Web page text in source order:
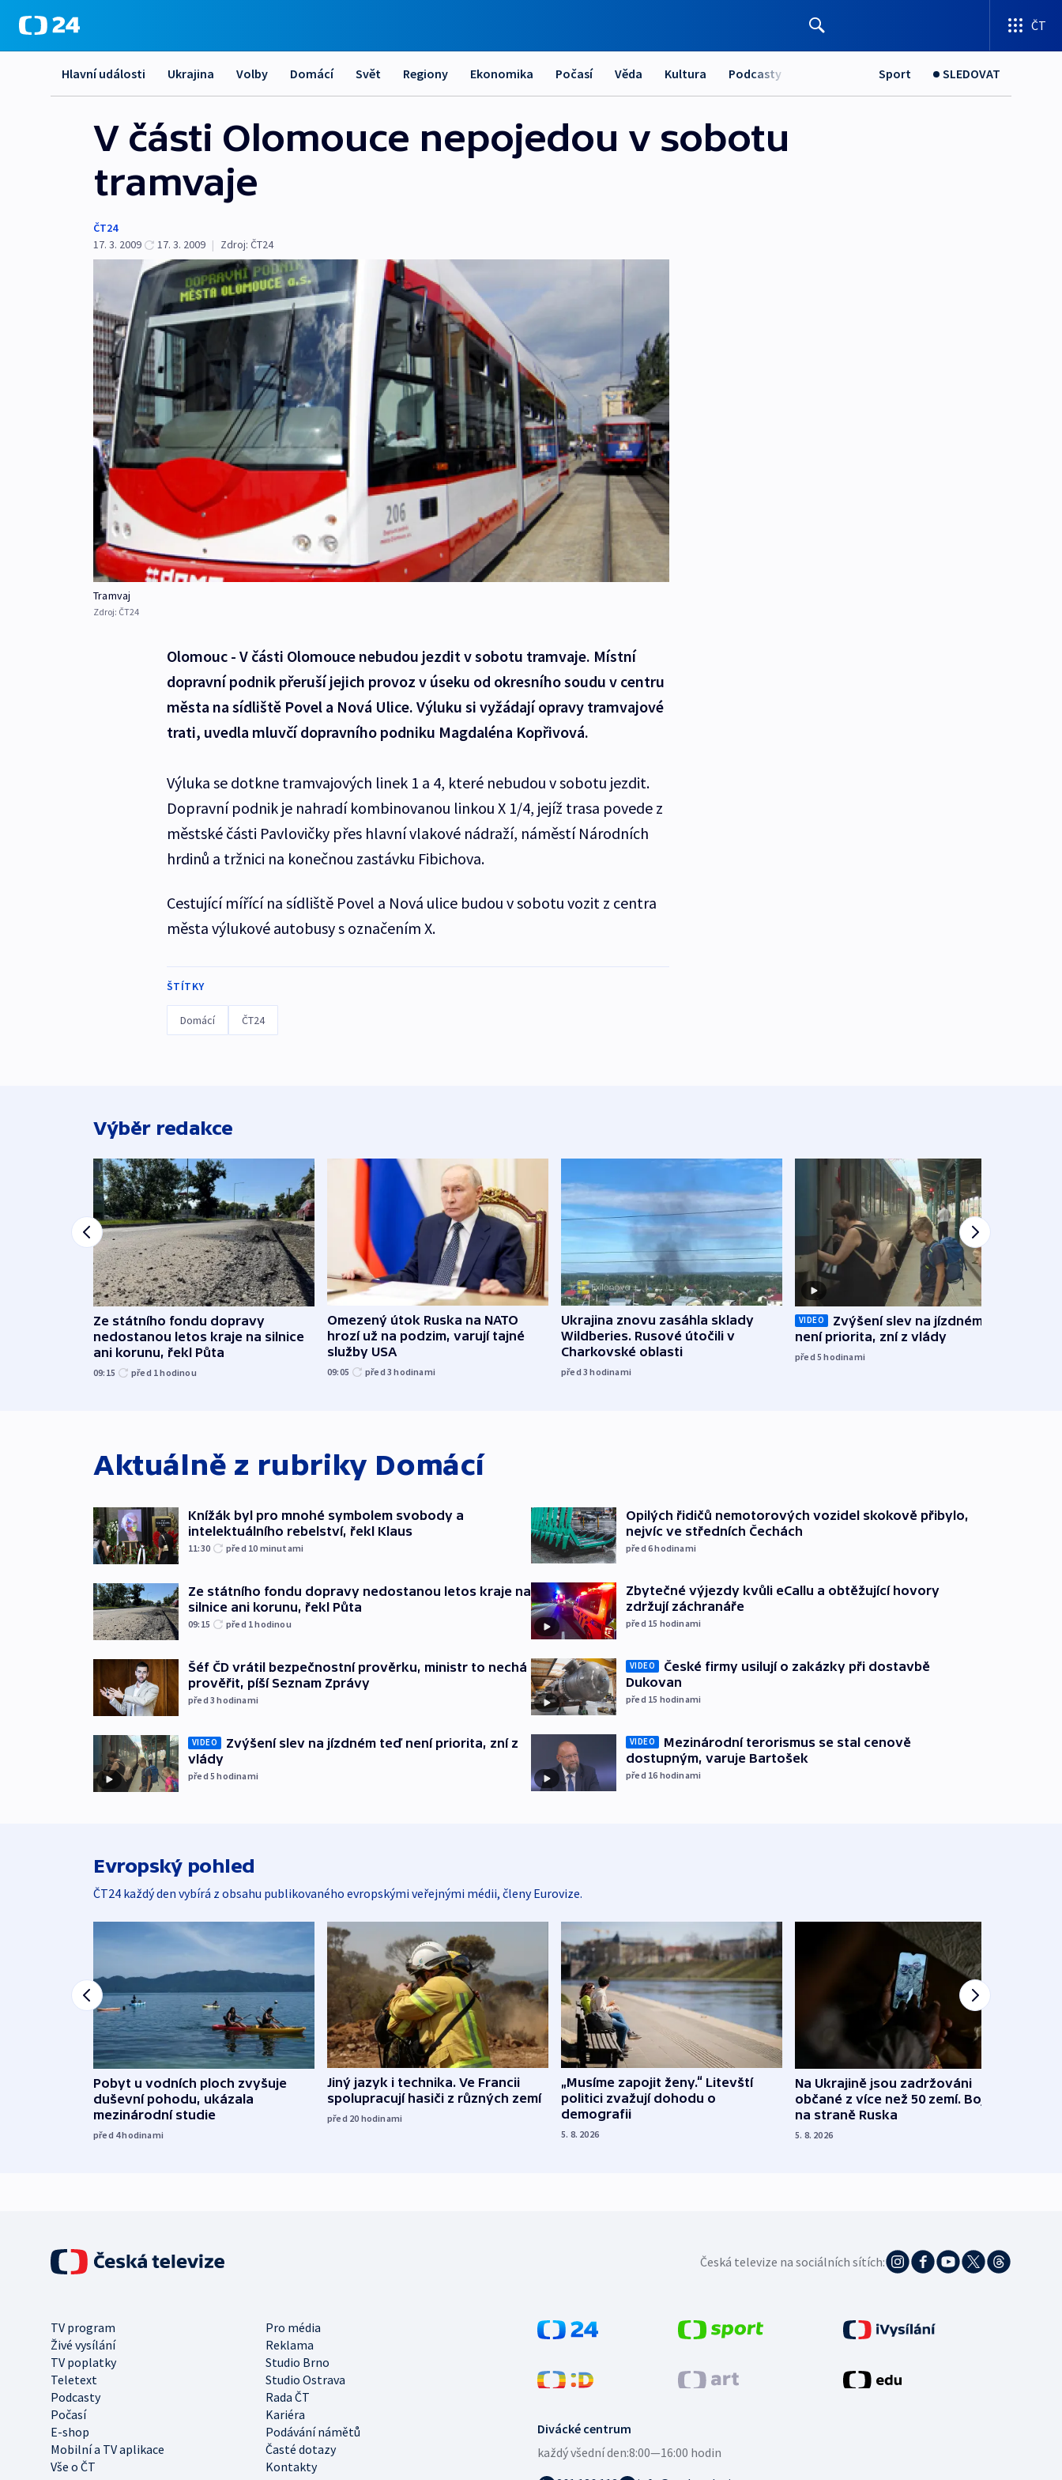
ČT
Hlavní události Ukrajina Volby Domácí Svět Regiony Ekonomika Počasí Věda Kultura Podcasty Sport SLEDOVAT
V části Olomouce nepojedou v sobotu
tramvaje
ČT24
17. 3. 2009
17. 3. 2009 | Zdroj: ČT24
Tramvaj
Zdroj: ČT24
Olomouc - V části Olomouce nebudou jezdit v sobotu tramvaje. Místní
dopravní podnik přeruší jejich provoz v úseku od okresního soudu v centru
města na sídliště Povel a Nová Ulice. Výluku si vyžádají opravy tramvajové
trati, uvedla mluvčí dopravního podniku Magdaléna Kopřivová.
Výluka se dotkne tramvajových linek 1 a 4, které nebudou v sobotu jezdit.
Dopravní podnik je nahradí kombinovanou linkou X 1/4, jejíž trasa povede z
městské části Pavlovičky přes hlavní vlakové nádraží, náměstí Národních
hrdinů a tržnici na konečnou zastávku Fibichova.
Cestující mířící na sídliště Povel a Nová ulice budou v sobotu vozit z centra
města výlukové autobusy s označením X.
ŠTÍTKY
Domácí ČT24
Výběr redakce
Ze státního fondu dopravy
nedostanou letos kraje na silnice
ani korunu, řekl Půta
09:15 před 1hodinou
Omezený útok Ruska na NATO
hrozí už na podzim, varují tajné
služby USA
09:05 před 3hodinami
Ukrajina znovu zasáhla sklady
Wildberies. Rusové útočili v
Charkovské oblasti
před 3hodinami
VIDEO
Zvýšení slev na jízdném teď
není priorita, zní z vlády
před 5hodinami
Aktuálně z rubriky Domácí
Knížák byl pro mnohé symbolem svobody a
intelektuálního rebelství, řekl Klaus
11:30 před 10 minutami
Ze státního fondu dopravy nedostanou letos kraje na
silnice ani korunu, řekl Půta
09:15 před 1hodinou
Šéf ČD vrátil bezpečnostní prověrku, ministr to nechá
prověřit, píší Seznam Zprávy
před 3hodinami
VIDEO
Zvýšení slev na jízdném teď není priorita, zní z
vlády
před 5hodinami
Opilých řidičů nemotorových vozidel skokově přibylo,
nejvíc ve středních Čechách
před 6hodinami
Zbytečné výjezdy kvůli eCallu a obtěžující hovory
zdržují záchranáře
před 15 hodinami
VIDEO
České firmy usilují o zakázky při dostavbě
Dukovan
před 15 hodinami
VIDEO
Mezinárodní terorismus se stal cenově
dostupným, varuje Bartošek
před 16 hodinami
Evropský pohled
ČT24 každý den vybírá z obsahu publikovaného evropskými veřejnými médii, členy Eurovize.
Pobyt u vodních ploch zvyšuje
duševní pohodu, ukázala
mezinárodní studie
před 4hodinami
Jiný jazyk i technika. Ve Francii
spolupracují hasiči z různých zemí
před 20 hodinami
„Musíme zapojit ženy.“ Litevští
politici zvažují dohodu o
demografii
5. 8. 2026
Na Ukrajině jsou zadržováni
občané z více než 50 zemí. Bojovali
na straně Ruska
5. 8. 2026
Česká televize na sociálních sítích:
TV program
Pro média
Živé vysílání
Reklama
TV poplatky
Studio Brno
Teletext
Studio Ostrava
Podcasty
Rada ČT
Počasí
Kariéra
E-shop
Podávání námětů
Mobilní a TV aplikace
Časté dotazy
Vše o ČT
Kontakty
Divácké centrum
každý všední den:8:00—16:00 hodin